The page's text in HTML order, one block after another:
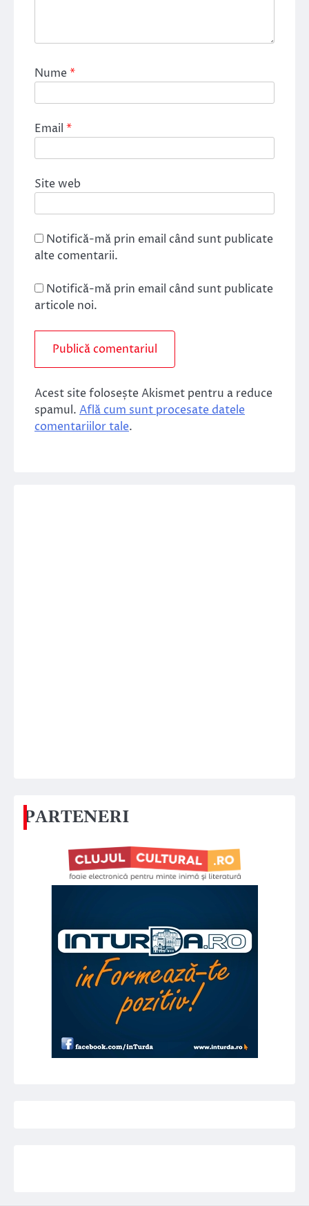
Nume*
Email *
Site web
Notifică-mă prin email când sunt publicate
alte comentarii.
Notifică-mă prin email când sunt publicate
articole noi.
Acest site folosește Akismet pentru a reduce
spamul. Află cum sunt procesate datele
comentariilor tale.
PARTENERI